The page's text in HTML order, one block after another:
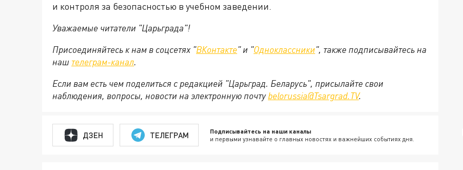
и контроля за безопасностью в учебном заведении.
Уважаемые читатели "Царьграда"!
Присоединяйтесь к нам в соцсетях "ВКонтакте" и "Одноклассники", также подписывайтесь на
наш телеграм-канал.
Если вам есть чем поделиться с редакцией "Царьград. Беларусь", присылайте свои
наблюдения, вопросы, новости на электронную почту belorussia@Tsargrad.TV.
ДЗЕН ТЕЛЕГРАМ Подписывайтесь на наши каналы
и первыми узнавайте о главных новостях и важнейших событиях дня.